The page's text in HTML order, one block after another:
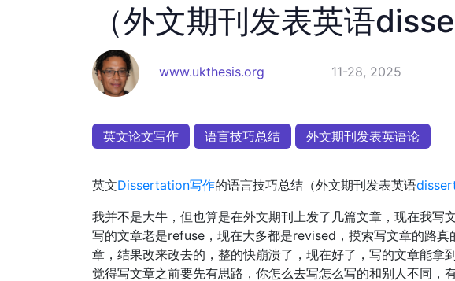
（外文期刊发表英语
www.ukthesis.org 11-28, 2025
英文论文写作 语言技巧总结 外文期刊发表英语论
英文Dissertation写作的语言技巧总结（外文期刊发表英语
我并不是大牛，但也算是在外文期刊上发了几篇文章，现在我写
写的文章老是refuse，现在大多都是revised，摸索写文章的路
章，结果改来改去的，整的快崩溃了，现在好了，写的文章能拿
觉得写文章之前要先有思路，你怎么去写怎么写的和别人不同，